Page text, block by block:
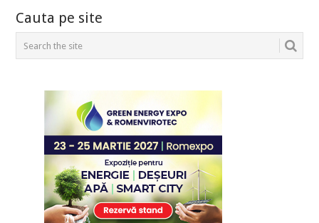
POSTS
NAVIGATION
Cauta pe site